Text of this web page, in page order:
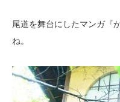
尾道を舞台にしたマンガ『
ね。